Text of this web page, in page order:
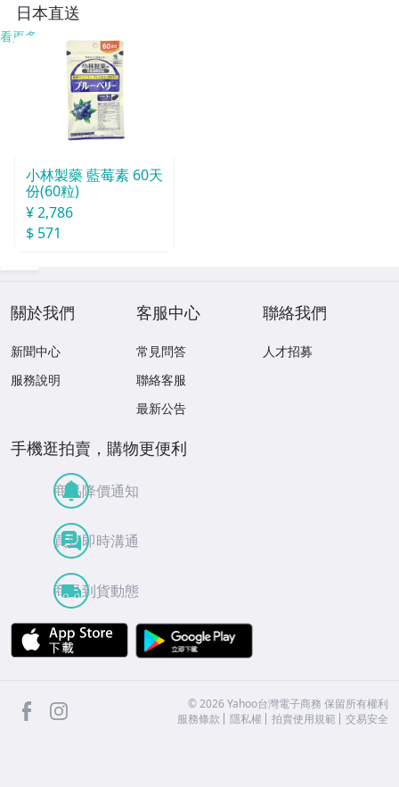
日本直送
看更多
小林製藥 藍莓素 60天
份(60粒)
¥ 2,786
$ 571
關於我們
新聞中心
服務說明
客服中心
常見問答
聯絡客服
最新公告
聯絡我們
人才招募
手機逛拍賣，購物更便利
商品降價通知
買賣即時溝通
商品到貨動態
APP Store
facebook ©2026 Yahoo台灣電子商務 保留所有權利
服務條款
隱私權 拍賣使用規範 交易安全